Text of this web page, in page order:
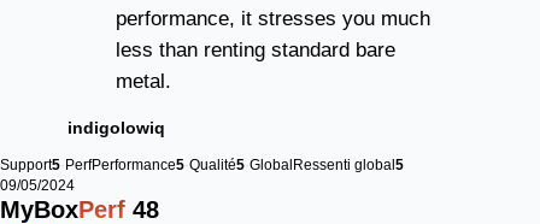
performance, it stresses you much
less than renting standard bare
metal.
indigolowiq
Support5 PerfPerformance5 Qualité5 GlobalRessenti global5
09/05/2024
MyBoxPerf 48